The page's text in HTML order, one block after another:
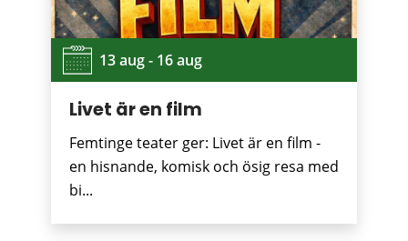
13 aug - 16 aug
Livet är en film
Femtinge teater ger: Livet är en film -
en hisnande, komisk och ösig resa med
bi...